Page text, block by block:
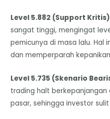
Level 5.882 (Support
sangat tinggi, mengingat
pemicunya di masa lalu. Hal
dan memperparah
Level 5.735 (Skenario
trading halt
pasar, sehingga investor